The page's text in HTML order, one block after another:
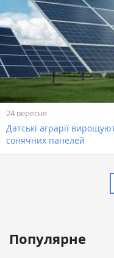
24 вересня
Датські аграрії
сонячних панелей
Популярне